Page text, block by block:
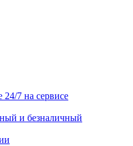
24/7 на сервисе
и безналичный